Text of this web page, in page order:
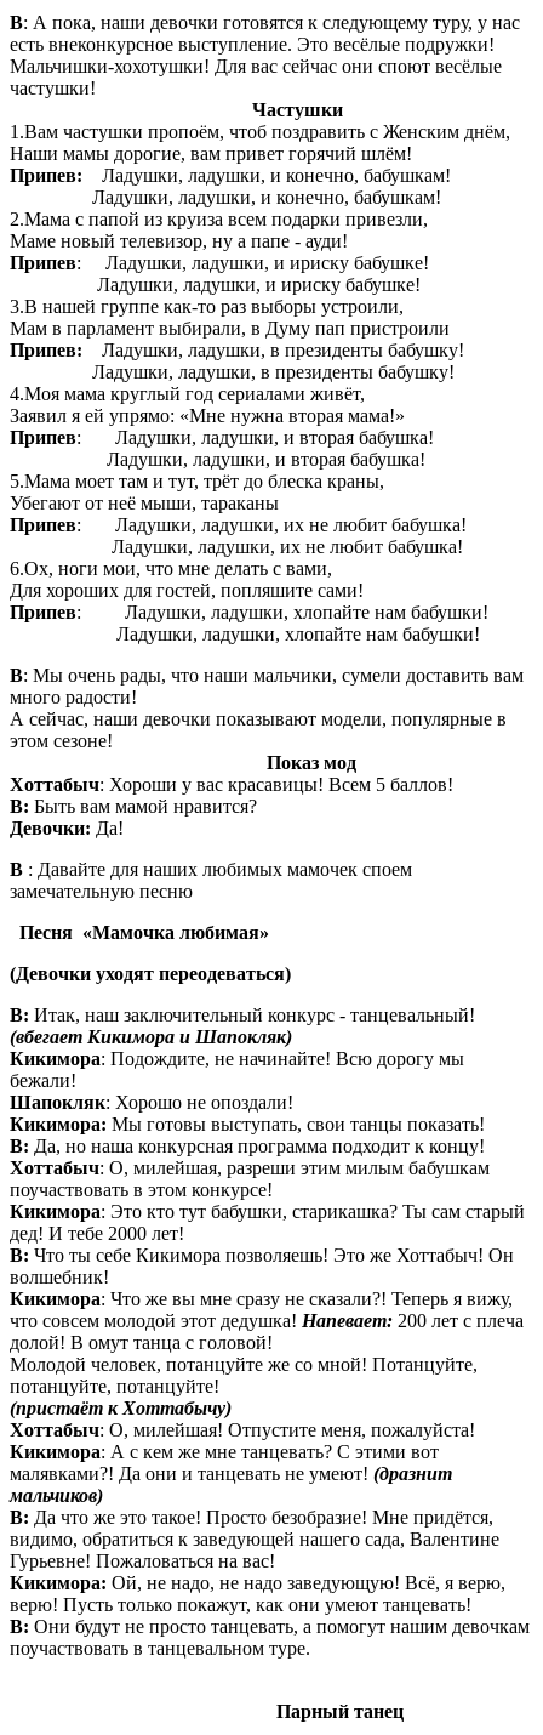
В: А пока, наши девочки готовятся к следующему туру, у нас
есть внеконкурсное выступление. Это весёлые подружки!
Мальчишки-хохотушки! Для вас сейчас они споют весёлые
частушки!
Частушки
1.Вам частушки пропоём, чтоб поздравить с Женским днём,
Наши мамы дорогие, вам привет горячий шлём!
Припев: Ладушки, ладушки, и конечно, бабушкам!
Ладушки, ладушки, и конечно, бабушкам!
2.Мама с папой из круиза всем подарки привезли,
Маме новый телевизор, ну а папе - ауди!
Припев: Ладушки, ладушки, и ириску бабушке!
Ладушки, ладушки, и ириску бабушке!
3.В нашей группе как-то раз выборы устроили,
Мам в парламент выбирали, в Думу пап пристроили
Припев: Ладушки, ладушки, в президенты бабушку!
Ладушки, ладушки, в президенты бабушку!
4.Моя мама круглый год сериалами живёт,
Заявил я ей упрямо: «Мне нужна вторая мама!»
Припев: Ладушки, ладушки, и вторая бабушка!
Ладушки, ладушки, и вторая бабушка!
5.Мама моет там и тут, трёт до блеска краны,
Убегают от неё мыши, тараканы
Припев: Ладушки, ладушки, их не любит бабушка!
Ладушки, ладушки, их не любит бабушка!
6.Ох, ноги мои, что мне делать с вами,
Для хороших для гостей, попляшите сами!
Припев: Ладушки, ладушки, хлопайте нам бабушки!
Ладушки, ладушки, хлопайте нам бабушки!
В: Мы очень рады, что наши мальчики, сумели доставить вам
много радости!
А сейчас, наши девочки показывают модели, популярные в
этом сезоне!
Показ мод
Хоттабыч: Хороши у вас красавицы! Всем 5 баллов!
В: Быть вам мамой нравится?
Девочки: Да!
В : Давайте для наших любимых мамочек споем
замечательную песню
Песня «Мамочка любимая»
(Девочки уходят переодеваться)
В: Итак, наш заключительный конкурс - танцевальный!
(вбегает Кикимора и Шапокляк)
Кикимора: Подождите, не начинайте! Всю дорогу мы
бежали!
Шапокляк: Хорошо не опоздали!
Кикимора: Мы готовы выступать, свои танцы показать!
В: Да, но наша конкурсная программа подходит к концу!
Хоттабыч: О, милейшая, разреши этим милым бабушкам
поучаствовать в этом конкурсе!
Кикимора: Это кто тут бабушки, старикашка? Ты сам старый
дед! И тебе 2000 лет!
В: Что ты себе Кикимора позволяешь! Это же Хоттабыч! Он
волшебник!
Кикимора: Что же вы мне сразу не сказали?! Теперь я вижу,
что совсем молодой этот дедушка! Напевает: 200 лет с плеча
долой! В омут танца с головой!
Молодой человек, потанцуйте же со мной! Потанцуйте,
потанцуйте, потанцуйте!
(пристаёт к Хоттабычу)
Хоттабыч: О, милейшая! Отпустите меня, пожалуйста!
Кикимора: А с кем же мне танцевать? С этими вот
малявками?! Да они и танцевать не умеют! (дразнит
мальчиков)
В: Да что же это такое! Просто безобразие! Мне придётся,
видимо, обратиться к заведующей нашего сада, Валентине
Гурьевне! Пожаловаться на вас!
Кикимора: Ой, не надо, не надо заведующую! Всё, я верю,
верю! Пусть только покажут, как они умеют танцевать!
В: Они будут не просто танцевать, а помогут нашим девочкам
поучаствовать в танцевальном туре.
Парный танец